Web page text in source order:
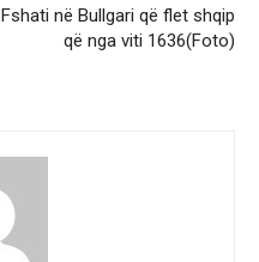
Fshati në Bullgari që flet shqip
që nga viti 1636(Foto)